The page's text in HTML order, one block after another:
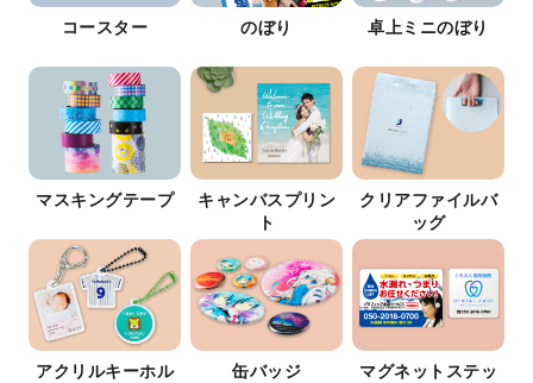
コースター のぼり 卓上ミニのぼり
マスキングテープ
キャンバスプリン
ト
クリアファイルバ
ッグ
アクリルキーホル
缶バッジ
マグネットステッ